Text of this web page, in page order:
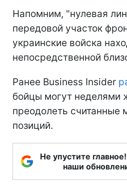
Напомним, "нулевая
передовой участок
украинские войска
непосредственной
Ранее Business Insider
бойцы могут неделями
преодолеть считанные
позиций.
Не упустите
наши